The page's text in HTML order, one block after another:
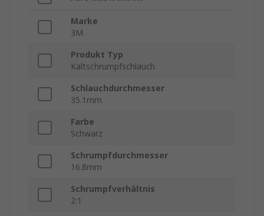
Marke
3M
Produkt Typ
Kaltschrumpfschlauch
Schlauchdurchmesser
35.1mm
Farbe
Schwarz
Schrumpfdurchmesser
16.8mm
Schrumpfverhältnis
2:1